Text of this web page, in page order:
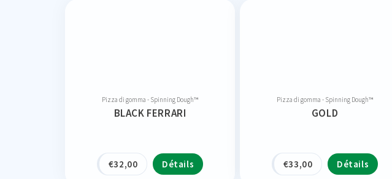
Pizza di gomma - Spinning Dough™
BLACK FERRARI
€32,00 Détails
Pizza di gomma - Spinning Dough™
GOLD
€33,00 Détails